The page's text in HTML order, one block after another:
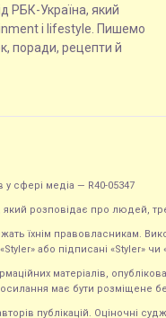
РБК-Україна, який
і lifestyle. Пишемо
поради, рецепти й
у сфері медіа — R40-05347
розповідає про людей,
їхнім правовласникам.
або підписані «Styler»
матеріалів,
має бути розміщене
публікацій. Оціночні